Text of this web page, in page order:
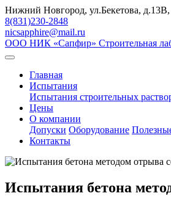
Skip
to
content
Нижний Новгород, ул.Бекетова,
8(831)230-2848
nicsapphire@mail.ru
ООО НИК «Сапфир» Строительная
Главная
Испытания
Испытания строительных
Цены
О компании
Допуски Оборудование
Контакты
Испытания бетона